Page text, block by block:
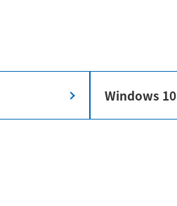
Windows 10